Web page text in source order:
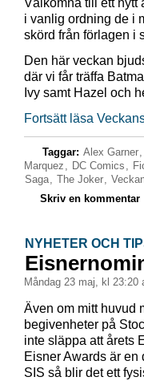
Välkomna till ett nytt
i vanlig ordning de i
skörd från förlagen i
Den här veckan
där vi får träffa
Ivy samt Hazel och
Fortsätt läsa
Taggar: Alex Garner,
Marquez , DC Comics ,
Saga, The Joker,
Skriv en kommentar
NYHETER OCH
måndag 23 maj, kl 23:20
Även om mitt huvud
begivenheter på
inte släppa att årets
Eisner Awards är
SIS så blir det ett